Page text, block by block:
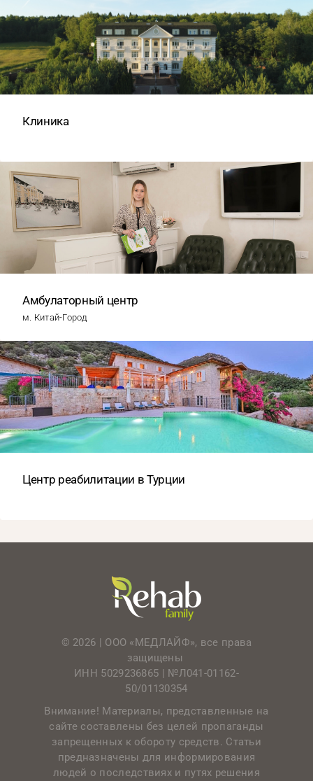
Клиника
Амбулаторный центр
м. Китай-Город
Центр реабилитации в Турции
© 2026 | ООО «МЕДЛАЙФ», все права
защищены
ИНН 5029236865 | №Л041-01162-
50/01130354
Внимание! Материалы, представленные на
сайте составлены без целей пропаганды
запрещенных к обороту средств. Статьи
предназначены для информирования
людей о последствиях и путях решения